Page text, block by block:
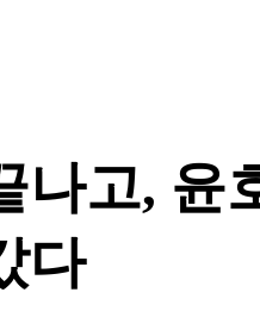
나고, 윤
다